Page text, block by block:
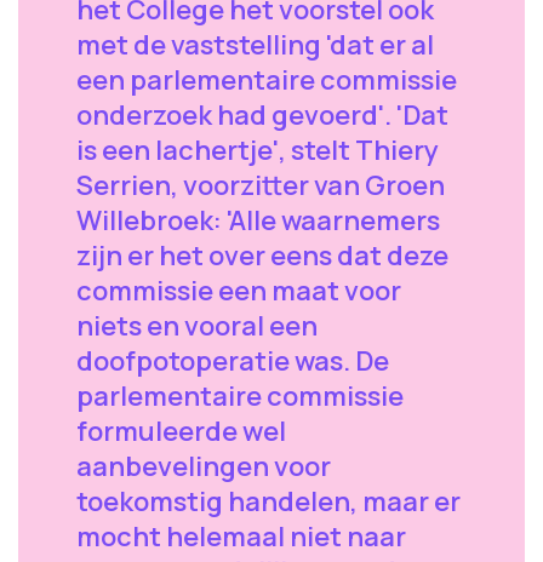
het College het voorstel ook
met de vaststelling 'dat er al
een parlementaire commissie
onderzoek had gevoerd'. 'Dat
is een lachertje', stelt Thiery
Serrien, voorzitter van Groen
Willebroek: 'Alle waarnemers
zijn er het over eens dat deze
commissie een maat voor
niets en vooral een
doofpotoperatie was. De
parlementaire commissie
formuleerde wel
aanbevelingen voor
toekomstig handelen, maar er
mocht helemaal niet naar